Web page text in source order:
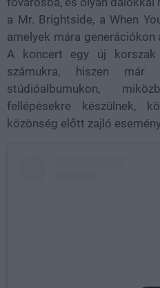
a Mr. Brightside, a When
amelyek mára
A koncert egy új korszak
számukra, hiszen már
stúdióalbumukon,
fellépésekre készülnek,
közönség előtt zajló